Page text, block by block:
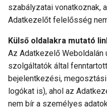
szabályzatai vonatkoznak,
Adatkezelőt felelősség
Külső oldalakra mutató
Az Adatkezelő Weboldalán
szolgáltatók által
bejelentkezési,
logókat is), ahol az
nem bír a személyes